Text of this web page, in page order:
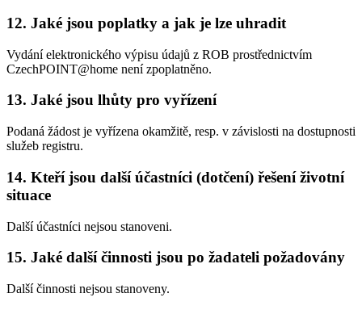
12. Jaké jsou poplatky a jak je lze uhradit
Vydání elektronického výpisu údajů z ROB prostřednictvím
CzechPOINT@home není zpoplatněno.
13. Jaké jsou lhůty pro vyřízení
Podaná žádost je vyřízena okamžitě, resp. v závislosti na dostupnosti
služeb registru.
14. Kteří jsou další účastníci (dotčení) řešení životní
situace
Další účastníci nejsou stanoveni.
15. Jaké další činnosti jsou po žadateli požadovány
Další činnosti nejsou stanoveny.